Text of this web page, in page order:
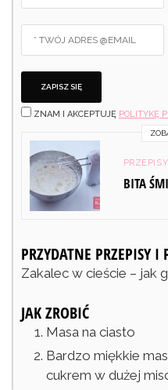
ZNAM I AKCEPTUJĘ POLITYKĘ
PRZEPISY
BITA
PRZYDATNE PRZEPISY
Zakalec w cieście – jak
JAK ZROBIĆ
Masa na ciasto
Bardzo miękkie
cukrem w dużej